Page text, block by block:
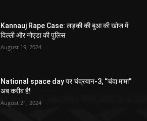
Kannauj Rape Case: लड़की की बुआ की खोज में
दिल्ली और नोएडा की पुलिस
August 19, 2024
National space day पर चंद्रयान-3, “चंदा मामा”
अब करीब है!
August 21, 2024